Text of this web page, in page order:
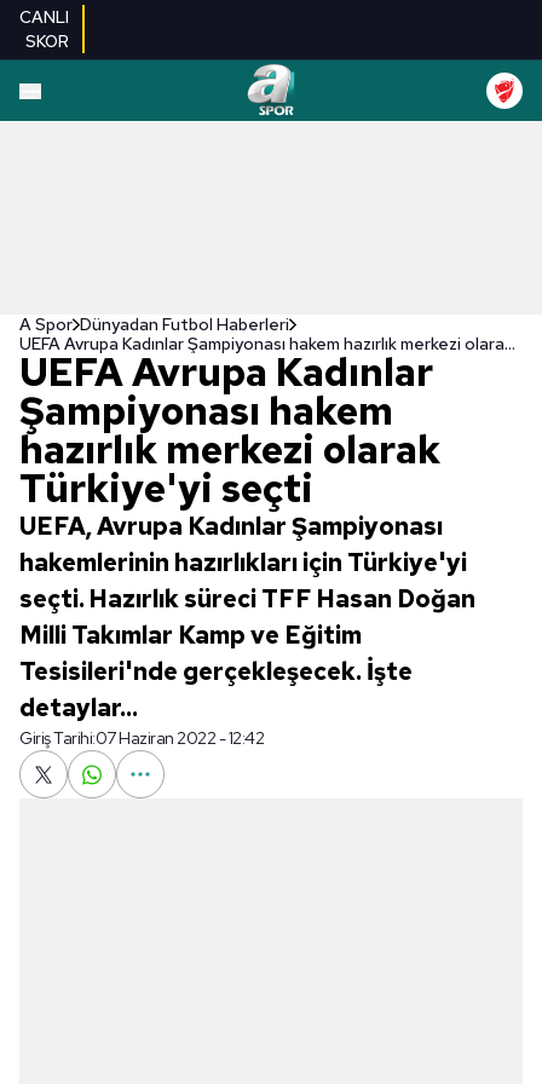
CANLI
SKOR
A Spor Dünyadan Futbol Haberleri
UEFA Avrupa Kadınlar Şampiyonası hakem hazırlık merkezi olarak Türkiye'yi seçti
UEFA Avrupa Kadınlar
Şampiyonası hakem
hazırlık merkezi olarak
Türkiye'yi seçti
UEFA, Avrupa Kadınlar Şampiyonası
hakemlerinin hazırlıkları için Türkiye'yi
seçti. Hazırlık süreci TFF Hasan Doğan
Milli Takımlar Kamp ve Eğitim
Tesisileri'nde gerçekleşecek. İşte
detaylar...
Giriş Tarihi:07 Haziran 2022 - 12:42